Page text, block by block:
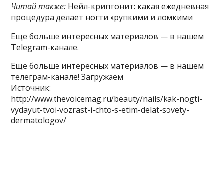
Читай также: Нейл-криптонит: какая ежедневная
процедура делает ногти хрупкими и ломкими
Еще больше интересных материалов — в нашем
Telegram-канале.
Еще больше интересных материалов — в нашем
телеграм-канале! Загружаем
Источник:
http://www.thevoicemag.ru/beauty/nails/kak-nogti-
vydayut-tvoi-vozrast-i-chto-s-etim-delat-sovety-
dermatologov/